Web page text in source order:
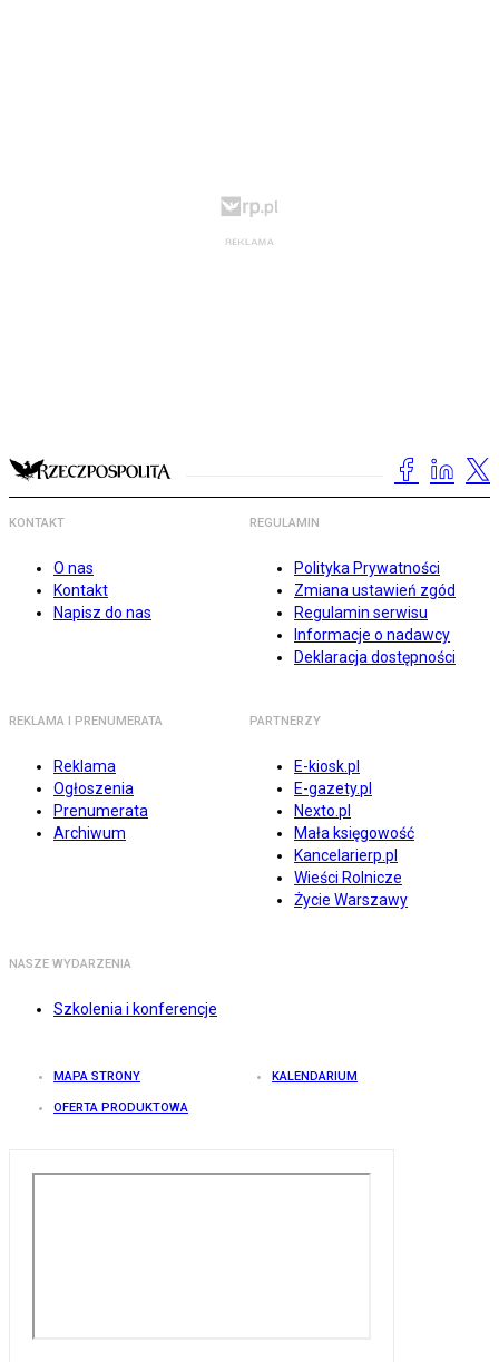
KONTAKT
O nas
Kontakt
Napisz do nas
REGULAMIN
Polityka Prywatności
Zmiana ustawień zgód
Regulamin serwisu
Informacje o nadawcy
Deklaracja dostępności
REKLAMA I PRENUMERATA
Reklama
Ogłoszenia
Prenumerata
Archiwum
PARTNERZY
E-kiosk.pl
E-gazety.pl
Nexto.pl
Mała księgowość
Kancelarierp.pl
Wieści Rolnicze
Życie Warszawy
NASZE WYDARZENIA
Szkolenia i konferencje
MAPA STRONY KALENDARIUM
OFERTA PRODUKTOWA